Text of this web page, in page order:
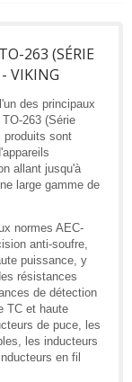
263 (SÉRIE
VIKING
des principaux
263 (Série
produits sont
allant jusqu'à
large gamme de
normes AEC-
anti-soufre,
puissance, y
résistances
de détection
TC et haute
de puce, les
les inducteurs
en fil